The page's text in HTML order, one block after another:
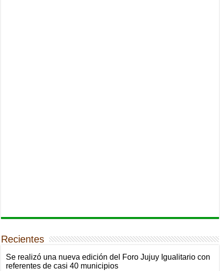
Recientes
Se realizó una nueva edición del Foro Jujuy Igualitario con
referentes de casi 40 municipios